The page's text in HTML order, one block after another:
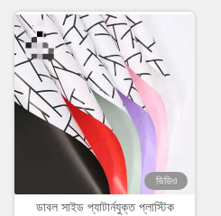
ভিডিও
ডাবল সাইড প্যাটার্নযুক্ত প্লাস্টিক